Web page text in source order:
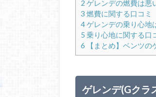
2 ゲレンデの燃費は悪
3 燃費に関する口コミ
4ゲレンデの乗り心地
5 乗り心地に関する口
6 【まとめ】ベンツ
ゲレンデ(Gクラ